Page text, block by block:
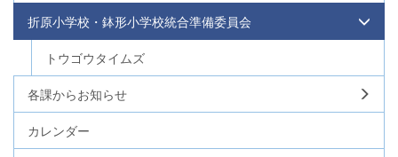
折原小学校・鉢形小学校統合準備委員会
トウゴウタイムズ
各課からお知らせ
カレンダー